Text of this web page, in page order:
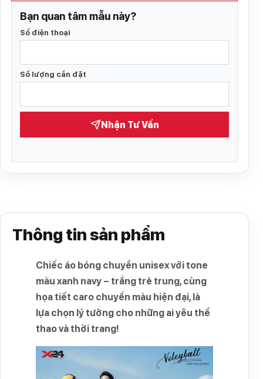
Bạn quan tâm mẫu này?
Số điện thoại
Số lượng cần đặt
Nhận Tư Vấn
Thông tin sản phẩm
Chiếc áo bóng chuyền unisex với tone
màu xanh navy – trắng trẻ trung, cùng
họa tiết caro chuyển màu hiện đại, là
lựa chọn lý tưởng cho những ai yêu thể
thao và thời trang!